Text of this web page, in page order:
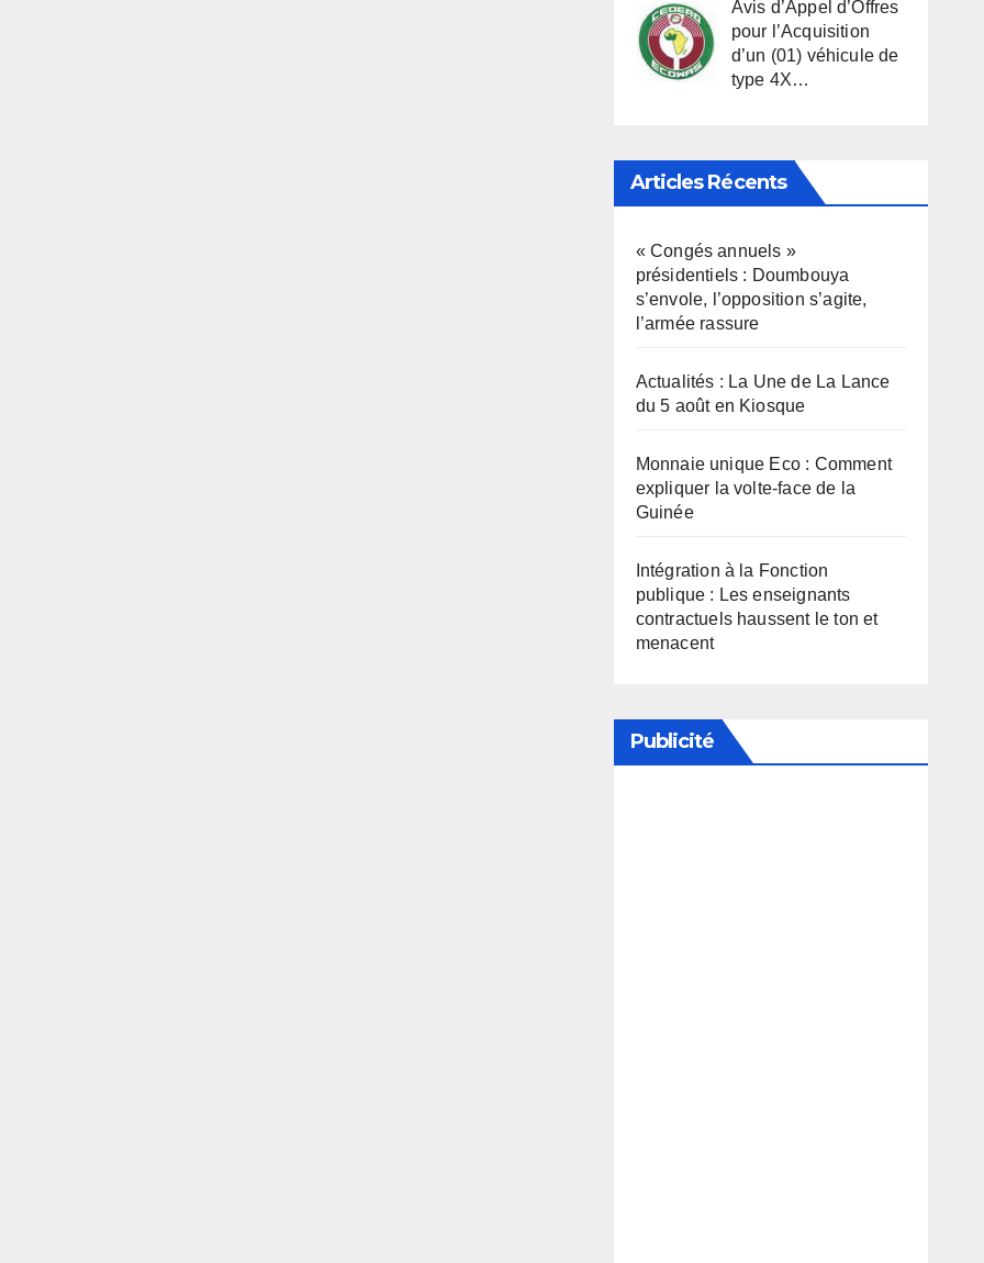
Avis d’Appel d’Offres
pour l’Acquisition
d’un (01) véhicule de
type 4X…
Articles Récents
« Congés annuels »
présidentiels : Doumbouya
s’envole, l’opposition s’agite,
l’armée rassure
Actualités : La Une de La Lance
du 5 août en Kiosque
Monnaie unique Eco : Comment
expliquer la volte-face de la
Guinée
Intégration à la Fonction
publique : Les enseignants
contractuels haussent le ton et
menacent
Publicité